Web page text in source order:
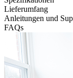
Lieferumfang
Anleitungen und
FAQs